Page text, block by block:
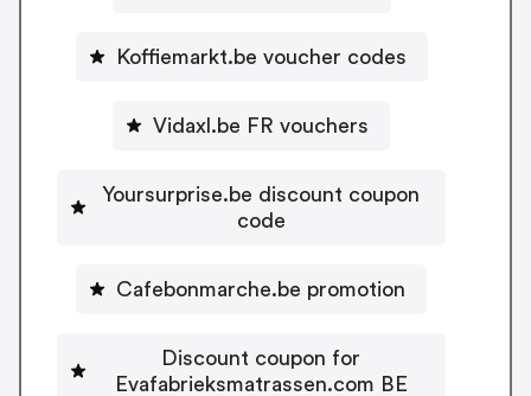
Koffiemarkt.be voucher codes
Vidaxl.be FR vouchers
Yoursurprise.be discount coupon
code
Cafebonmarche.be promotion
Discount coupon for
Evafabrieksmatrassen.com BE